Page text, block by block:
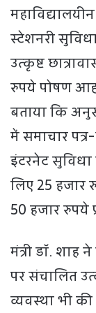
स्टेशनरी
उत्कृष्ट
रुपये पोषण
बताया कि
में समाचार
इंटरनेट
लिए 25 हजार
50 हजार रुपये
मंत्री डॉ.
पर संचालित
व्यवस्था भी